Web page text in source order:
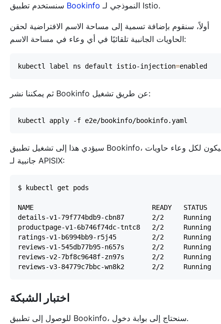
Bookinfo النموذجي لـ Istio.
أولاً، سنقوم بإضافة تسمية إلى مساحة الاسم الافتراضية لحقن
الحاويات الجانبية تلقائيًا في أي وعاء في مساحة الاسم:
kubectl label ns default istio-injection=
ثم يمكننا نشر Bookinfo عن طريق تشغيل:
سيؤدي هذا إلى تشغيل تطبيق Bookinfo، وسيكون لكل وعاء حاويات
جانبية لـ APISIX:
اختبار الشبكة
للوصول إلى تطبيق Bookinfo، سنحتاج إلى بوابة دخول.